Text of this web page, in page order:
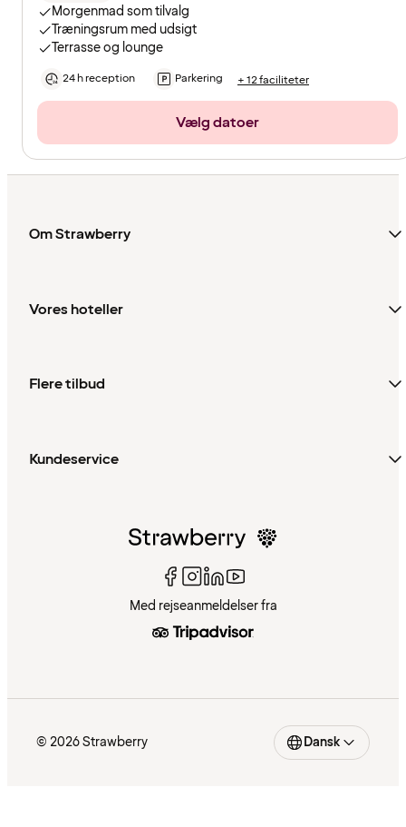
Morgenmad som tilvalg
Træningsrum med udsigt
Terrasse og lounge
24 h reception Parkering + 12 faciliteter
Vælg datoer
Om Strawberry
Vores hoteller
Flere tilbud
Kundeservice
Med rejseanmeldelser fra
© 2026 Strawberry Dansk